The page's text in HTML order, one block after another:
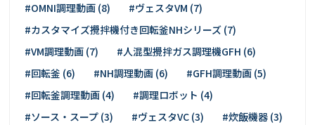
#OMNI調理動画 (8)
#ヴェスタVM (7)
#カスタマイズ攪拌機付き回転釜NHシリーズ (7)
#VM調理動画 (7)
#人混型攪拌ガス調理機GFH (6)
#回転釜 (6)
#NH調理動画 (6)
#GFH調理動画 (5)
#回転釜調理動画 (4)
#調理ロボット (4)
#ソース・スープ (3)
#ヴェスタVC (3)
#炊飯機器 (3)